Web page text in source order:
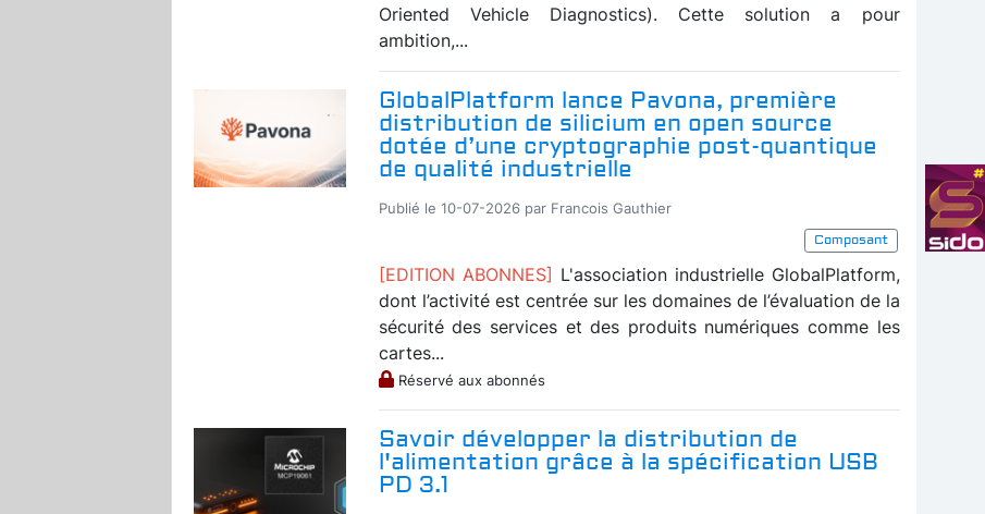
Oriented Vehicle Diagnostics). Cette solution a pour
ambition,...
GlobalPlatform lance Pavona, première
distribution de silicium en open source
dotée d’une cryptographie post-quantique
de qualité industrielle
Publié le 10-07-2026 par Francois Gauthier
Composant
[EDITION ABONNES] L'association industrielle GlobalPlatform,
dont l’activité est centrée sur les domaines de l’évaluation de la
sécurité des services et des produits numériques comme les
cartes...
Réservé aux abonnés
Savoir développer la distribution de
l'alimentation grâce à la spécification USB
PD 3.1